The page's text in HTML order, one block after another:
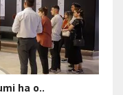
ha o..